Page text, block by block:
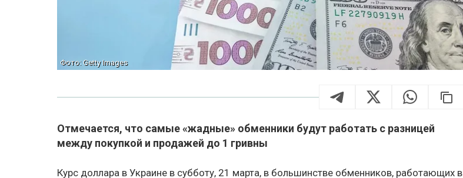
Фото: Getty Images
Отмечается, что самые «жадные» обменники будут работать с разницей
между покупкой и продажей до 1 гривны
Курс доллара в Украине в субботу, 21 марта, в большинстве обменников, работающих в